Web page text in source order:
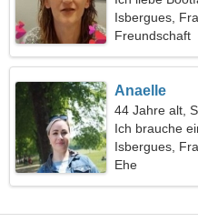
Isbergues,
Freundschaft
Anaelle
44 Jahre alt,
Ich brauche
Seite
Isbergues,
Ehe